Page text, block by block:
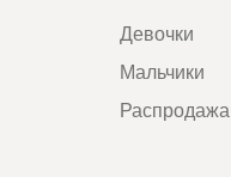
Девочки
Мальчики
Распродажа